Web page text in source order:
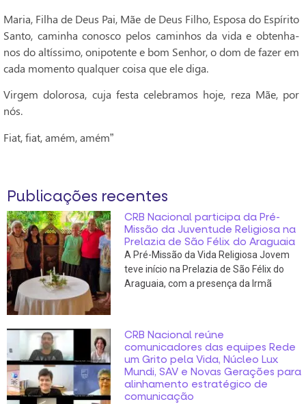
Maria, Filha de Deus Pai, Mãe de Deus Filho, Esposa do Espírito
Santo, caminha conosco pelos caminhos da vida e obtenha-
nos do altíssimo, onipotente e bom Senhor, o dom de fazer em
cada momento qualquer coisa que ele diga.
Virgem dolorosa, cuja festa celebramos hoje, reza Mãe, por
nós.
Fiat, fiat, amém, amém”
Publicações recentes
CRB Nacional participa da Pré-
Missão da Juventude Religiosa na
Prelazia de São Félix do Araguaia
A Pré-Missão da Vida Religiosa Jovem
teve início na Prelazia de São Félix do
Araguaia, com a presença da Irmã
CRB Nacional reúne
comunicadores das equipes Rede
um Grito pela Vida, Núcleo Lux
Mundi, SAV e Novas Gerações para
alinhamento estratégico de
comunicação